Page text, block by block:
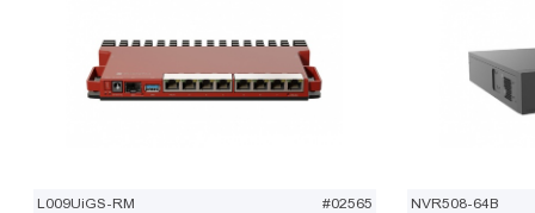
L009UiGS-RM #02565 NVR508-64B